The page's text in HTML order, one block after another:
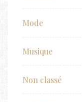
Mode
Musique
Non classé